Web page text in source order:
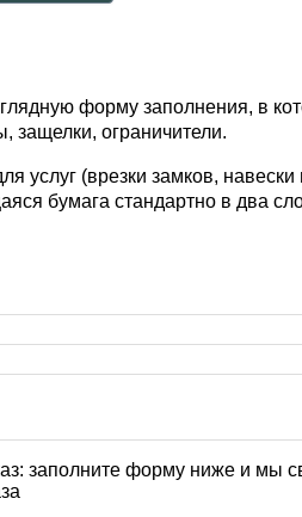
форму заполнения, в
защелки, ограничители.
услуг (врезки замков, навески
бумага стандартно в два
заполните форму ниже и мы